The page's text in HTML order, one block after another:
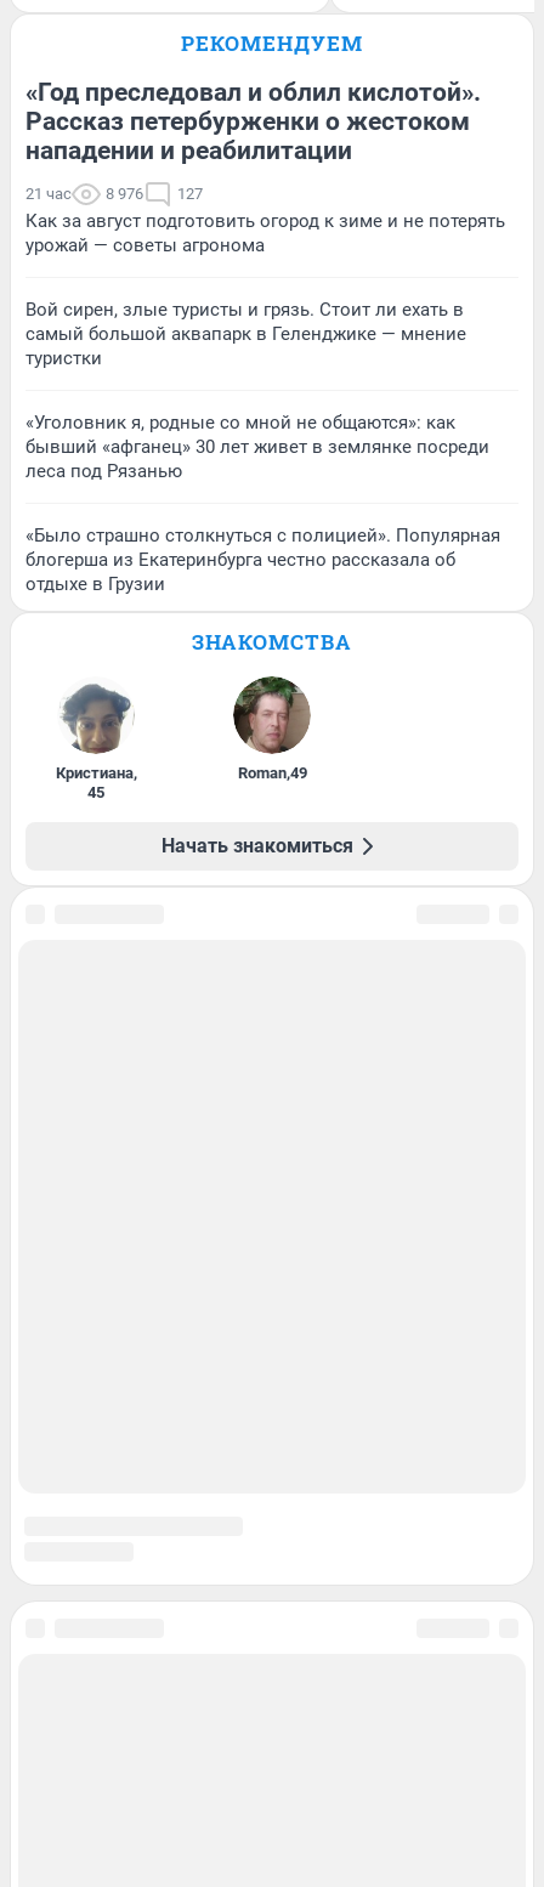
РЕКОМЕНДУЕМ
«Год преследовал и облил кислотой».
Рассказ петербурженки о жестоком
нападении и реабилитации
21 час 8 976 127
Как за август подготовить огород к зиме и не потерять
урожай — советы агронома
Вой сирен, злые туристы и грязь. Стоит ли ехать в
самый большой аквапарк в Геленджике — мнение
туристки
«Уголовник я, родные со мной не общаются»: как
бывший «афганец» 30 лет живет в землянке посреди
леса под Рязанью
«Было страшно столкнуться с полицией». Популярная
блогерша из Екатеринбурга честно рассказала об
отдыхе в Грузии
ЗНАКОМСТВА
Кристиана,
45
Roman,49
Начать знакомиться